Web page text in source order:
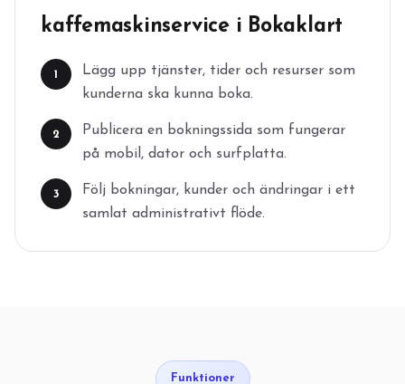
kaffemaskinservice i Bokaklart
1
Lägg upp tjänster, tider och resurser som
kunderna ska kunna boka.
2
Publicera en bokningssida som fungerar
på mobil, dator och surfplatta.
3
Följ bokningar, kunder och ändringar i ett
samlat administrativt flöde.
Funktioner